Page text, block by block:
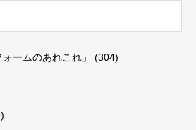
ームのあれこれ」 (304)